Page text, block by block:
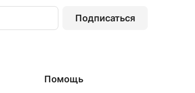
Подписаться
Помощь